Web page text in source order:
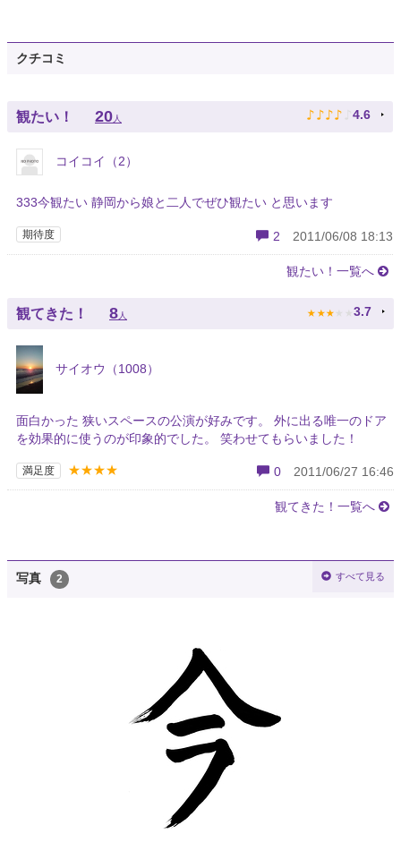
クチコミ
観たい！ 20人 ♪ ♪ ♪ ♪ ♪ 4.6
コイコイ（2）
333今観たい 静岡から娘と二人でぜひ観たい と思います
期待度 2 2011/06/08 18:13
観たい！一覧へ
観てきた！ 8 人 ★ ★ ★ ★ ★ 3.7
サイオウ（1008）
面白かった 狭いスペースの公演が好みです。 外に出る唯一のドア
を効果的に使うのが印象的でした。 笑わせてもらいました！
満足度 ★★★★ 0 2011/06/27 16:46
観てきた！一覧へ
写真 2 すべて見る